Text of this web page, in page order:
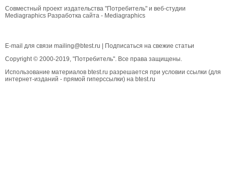
Совместный проект издательства "Потребитель" и веб-студии
Mediagraphics Разработка сайта - Mediagraphics
E-mail для связи mailing@btest.ru
Подписаться на свежие статьи
Copyright © 2000-2019, "Потребитель". Все права защищены.
Использование материалов btest.ru разрешается при условии ссылки (для
интернет-изданий - прямой гиперссылки) на btest.ru